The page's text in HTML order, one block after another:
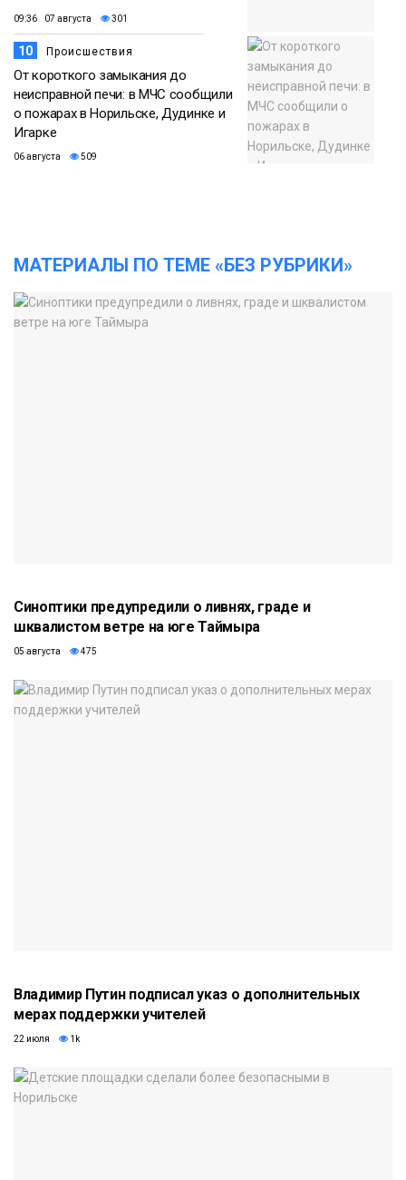
09:36 07 августа 301
10 Происшествия
От короткого замыкания до
неисправной печи: в МЧС сообщили
о пожарах в Норильске, Дудинке и
Игарке
06 августа 509
МАТЕРИАЛЫ ПО ТЕМЕ «БЕЗ РУБРИКИ»
Синоптики предупредили о ливнях, граде и
шквалистом ветре на юге Таймыра
05 августа 475
Владимир Путин подписал указ о дополнительных
мерах поддержки учителей
22 июля 1k